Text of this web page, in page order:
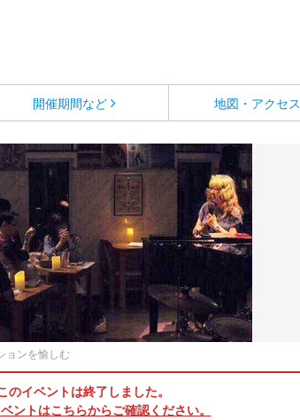
開催期間など 地図・アクセス
ョンを愉しむ
のイベントは終了しました。
ントはこちらからご確認ください。